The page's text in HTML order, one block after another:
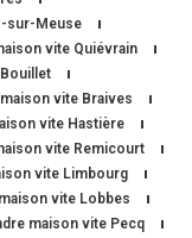
sur-Meuse
vite Quiévrain
vite Braives
vite Hastière
vite Remicourt
vite Limbourg
vite Lobbes
maison vite Pecq